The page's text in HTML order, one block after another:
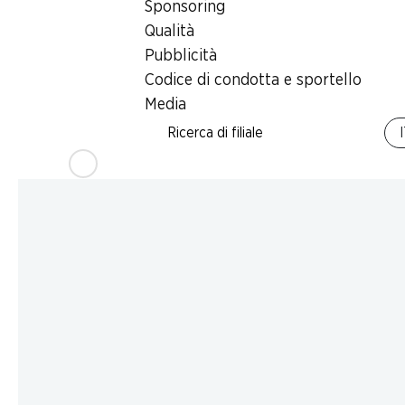
Sponsoring
Qualità
Pubblicità
Codice di condotta e sportello
Media
Ricerca di filiale